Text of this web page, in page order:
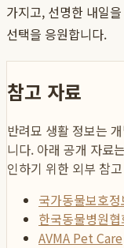
가지고, 선명한 내일
선택을 응원합니다.
참고 자료
반려묘 생활 정보는
니다. 아래 공개 자료
인하기 위한 외부 참
국가동물보호
한국동물병원협
AVMA Pet Care